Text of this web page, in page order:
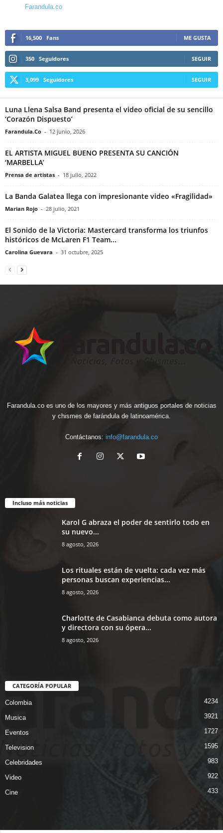
Farandula.co
16,500 Fans ME GUSTA
350 Seguidores SEGUIR
3,099 Seguidores SEGUIR
Luna Llena Salsa Band presenta el video oficial de su sencillo
‘Corazón Dispuesto’
Farandula.Co - 12 junio, 2026
EL ARTISTA MIGUEL BUENO PRESENTA SU CANCIÓN
‘MARBELLA’
Prensa de artistas - 18 julio, 2022
La Banda Galatea llega con impresionante video «Fragilidad»
Marian Rojo - 28 julio, 2021
El Sonido de la Victoria: Mastercard transforma los triunfos
históricos de McLaren F1 Team...
Carolina Guevara - 31 octubre, 2025
Farandula.co es uno de los mayores y más antiguos portales de noticias
y chismes de farándula de latinoamérica.
Contáctanos: info@farandula.co
Incluso más noticias
Karol G abraza el poder de sentirlo todo en
su nuevo...
8 agosto, 2026
Los rituales están de vuelta: cada vez más
personas buscan experiencias...
8 agosto, 2026
Charlotte de Casabianca debuta como autora
y directora con su ópera...
8 agosto, 2026
CATEGORÍA POPULAR
Colombia 4234
Musica 3921
Eventos 1727
Television 1595
Celebridades 983
Video 922
Cine 433